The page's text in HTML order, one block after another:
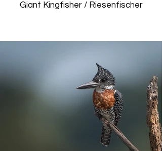
Giant Kingfisher / Riesenfischer